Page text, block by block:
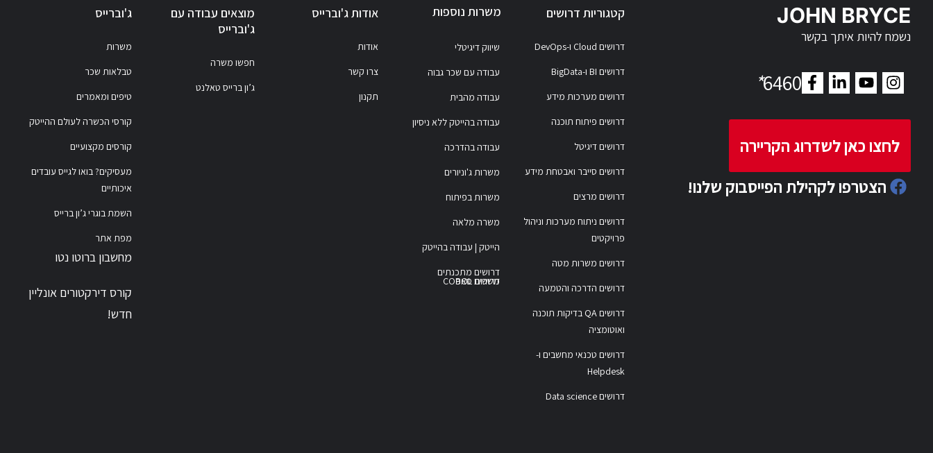
JOHN BRYCE
נשמח להיות איתך בקשר
6460
*
לחצו כאן לשדרוג הקריירה
הצטרפו לקהילת הפייסבוק שלנו!
קטגוריות דרושים
דרושים Cloud ו-DevOps
דרושים BI ו-BigData
דרושים מערכות מידע
דרושים פיתוח תוכנה
דרושים דיגיטל
דרושים סייבר ואבטחת מידע
דרושים מרצים
דרושים ניתוח מערכות וניהול
פרויקטים
דרושים משרות מטה
דרושים הדרכה והטמעה
דרושים QA בדיקות תוכנה
ואוטומציה
דרושים טכנאי מחשבים ו-
Helpdesk
דרושים Data science
משרות נוספות
שיווק דיגיטלי
עבודה עם שכר גבוה
עבודה מהבית
עבודה בהייטק ללא ניסיון
עבודה בהדרכה
משרות ג'וניורים
משרות בפיתוח
משרה מלאה
הייטק | עבודה בהייטק
דרושים מתכנתים
דרושים סאפ
משרות COBOL
אודות ג'וברייס
אודות
צרו קשר
תקנון
מוצאים עבודה עם
ג'וברייס
חפשו משרה
ג’ון ברייס טאלנט
ג'וברייס
משרות
טבלאות שכר
טיפים ומאמרים
קורסי הכשרה לעולם ההייטק
קורסים מקצועיים
מעסיקים? בואו לגייס עובדים
איכותיים
השמת בוגרי ג’ון ברייס
מפת אתר
מחשבון ברוטו נטו
קורס דירקטורים אונליין
חדש!